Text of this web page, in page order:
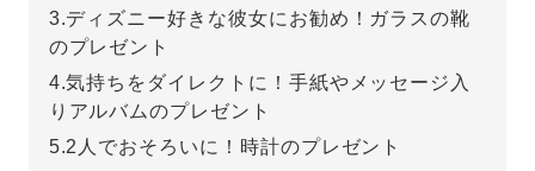
3.ディズニー好きな彼女にお勧め！ガラスの靴
のプレゼント
4.気持ちをダイレクトに！手紙やメッセージ入
りアルバムのプレゼント
5.2人でおそろいに！時計のプレゼント
おすすめの婚約指輪
パーフェクトプロポーズリング ®
婚約指輪選び方ガイド
ダイヤモンドの品質とは？
ニュース
婚約指輪のご購入と
プロポーズのご相談